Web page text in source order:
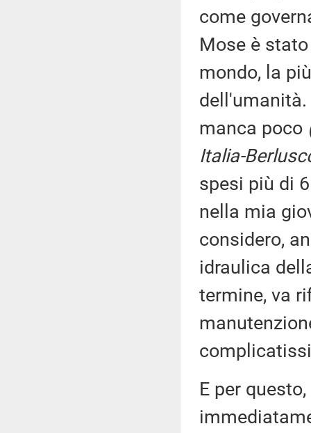
come
Mose è
mondo, la
dell'umanità.
manca poco
Italia-
spesi più di
nella mia
considero,
idraulica
termine, va
E per